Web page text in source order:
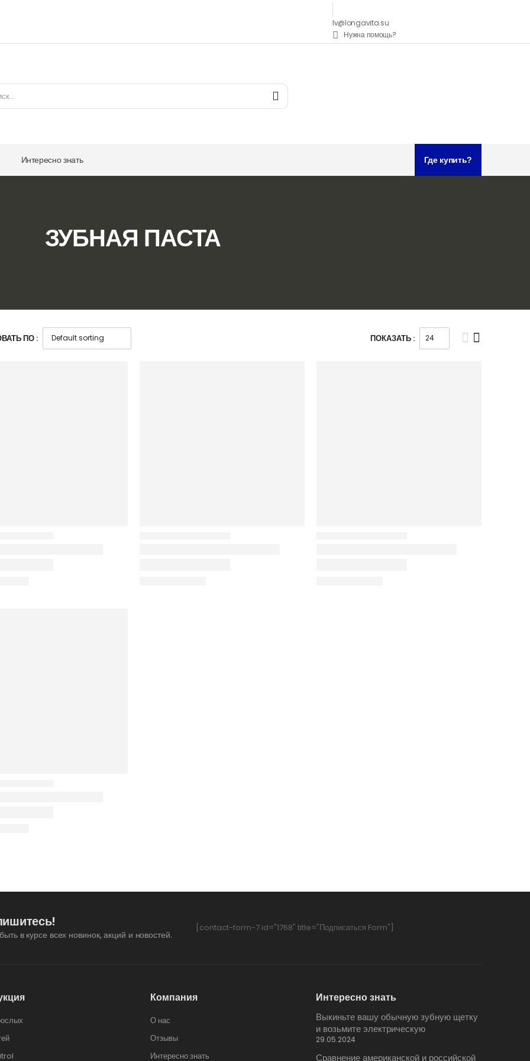
lv@longavita.su
Нужна помощь?
Интересно знать Где купить?
ЗУБНАЯ ПАСТА
ПО : ПОКАЗАТЬ :
в курсе всех новинок, акций и новостей.
[contact-form-7 id="1768" title="Подписаться Form"]
Компания
О нас
Отзывы
Интересно знать
Интересно знать
Выкиньте вашу обычную зубную щетку
и возьмите электрическую
29.05.2024
Сравнение американской и российской